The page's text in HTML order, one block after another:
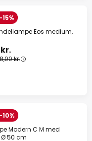
Eos medium,
kr.
Modern C M med
50 cm